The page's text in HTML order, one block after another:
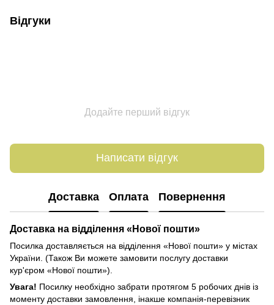
Відгуки
Додайте перший відгук
Написати відгук
Доставка Оплата Повернення
Доставка на відділення «Нової пошти»
Посилка доставляється на відділення «Нової пошти» у містах
України. (Також Ви можете замовити послугу доставки
кур'єром «Нової пошти»).
Увага! Посилку необхідно забрати протягом 5 робочих днів із
моменту доставки замовлення, інакше компанія-перевізник